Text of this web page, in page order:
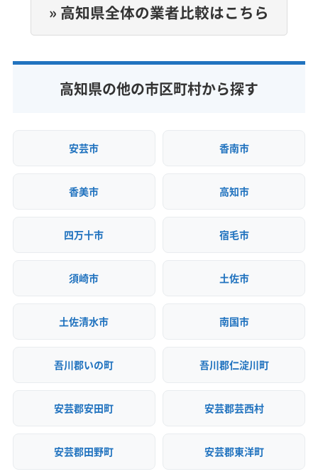
電話番号
非公開
公式サイトなし
» 高知県全体の業者比較はこちら
高知県の他の市区町村から探す
安芸市 香南市
香美市 高知市
四万十市 宿毛市
須崎市 土佐市
土佐清水市 南国市
吾川郡いの町 吾川郡仁淀川町
安芸郡安田町 安芸郡芸西村
安芸郡田野町 安芸郡東洋町